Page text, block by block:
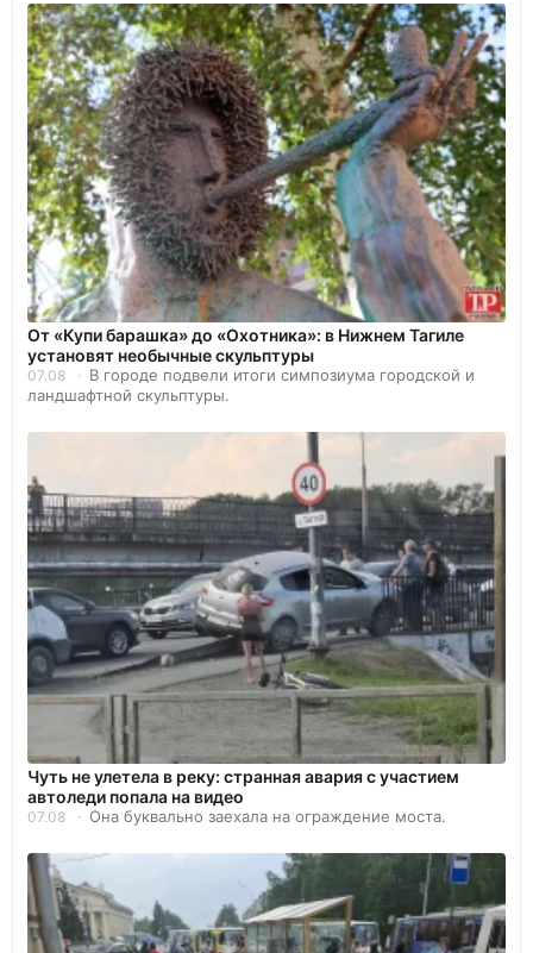
От «Купи барашка» до «Охотника»: в Нижнем Тагиле
установят необычные скульптуры
07.08
В городе подвели итоги симпозиума городской и
ландшафтной скульптуры.
Чуть не улетела в реку: странная авария с участием
автоледи попала на видео
07.08 Она буквально заехала на ограждение моста.